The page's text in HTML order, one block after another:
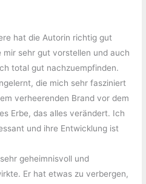
hat die Autorin richtig gut
mir sehr gut vorstellen und auch
total gut nachzuempfinden.
die mich sehr fasziniert
verheerenden Brand vor dem
Erbe, das alles verändert. Ich
und ihre Entwicklung ist
geheimnisvoll und
Er hat etwas zu verbergen,